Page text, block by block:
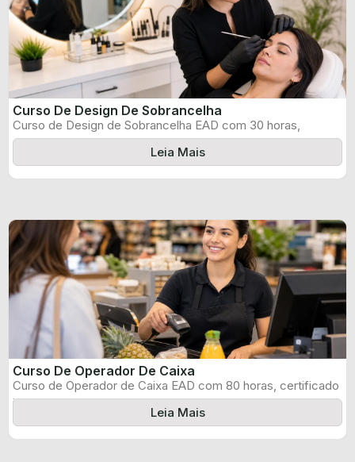
Curso De Design De Sobrancelha
Curso de Design de Sobrancelha EAD com 30 horas,
certificado informado pelo produtor ...
Leia Mais
Curso De Operador De Caixa
Curso de Operador de Caixa EAD com 80 horas, certificado
informado pelo produtor ...
Leia Mais